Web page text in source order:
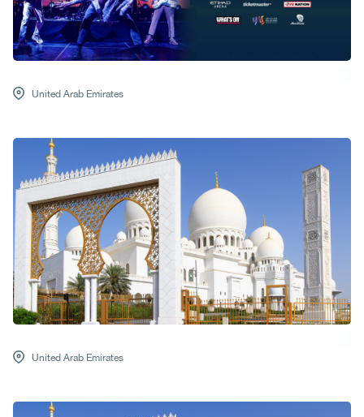
United Arab Emirates
United Arab Emirates